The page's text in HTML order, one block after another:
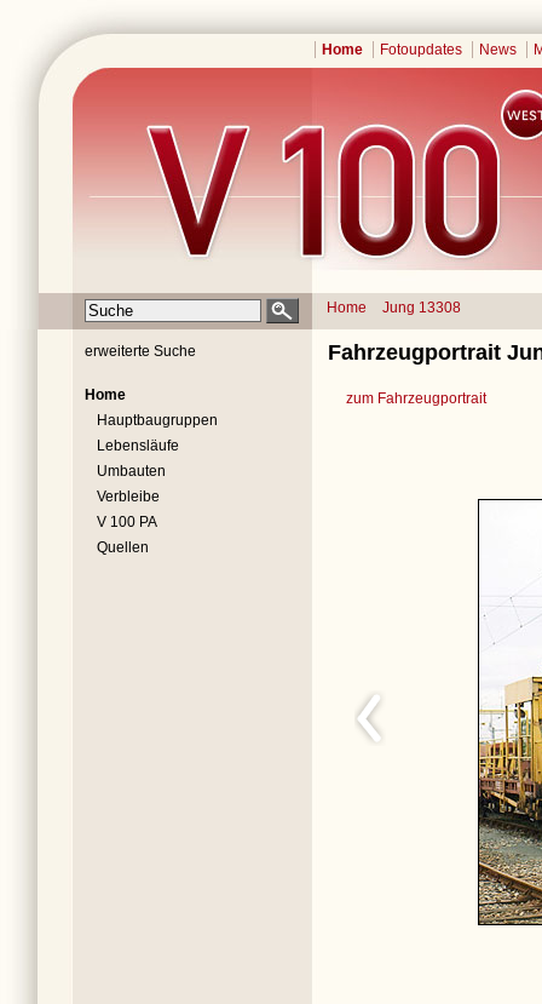
Home Fotoupdates News
Home Jung 13308
erweiterte Suche
Home
Hauptbaugruppen
Lebensläufe
Umbauten
Verbleibe
V 100 PA
Quellen
Fahrzeugportrait
zum Fahrzeugportrait